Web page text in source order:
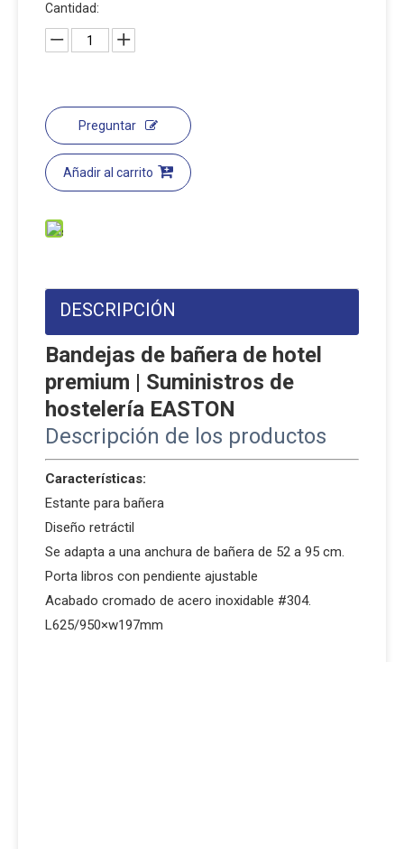
Cantidad:
Preguntar
Añadir al carrito
DESCRIPCIÓN
Bandejas de bañera de hotel
premium | Suministros de
hostelería EASTON
Descripción de los productos
Características:
Estante para bañera
Diseño retráctil
Se adapta a una anchura de bañera de 52 a 95 cm.
Porta libros con pendiente ajustable
Acabado cromado de acero inoxidable #304.
L625/950×w197mm